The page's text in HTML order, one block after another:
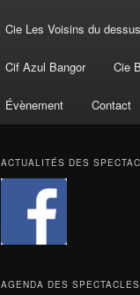
Cie Les Voisins du dessus
Cif Azul Bangor Cie
Évènement Contact
ACTUALITÉS DES
AGENDA DES SPECTACLES